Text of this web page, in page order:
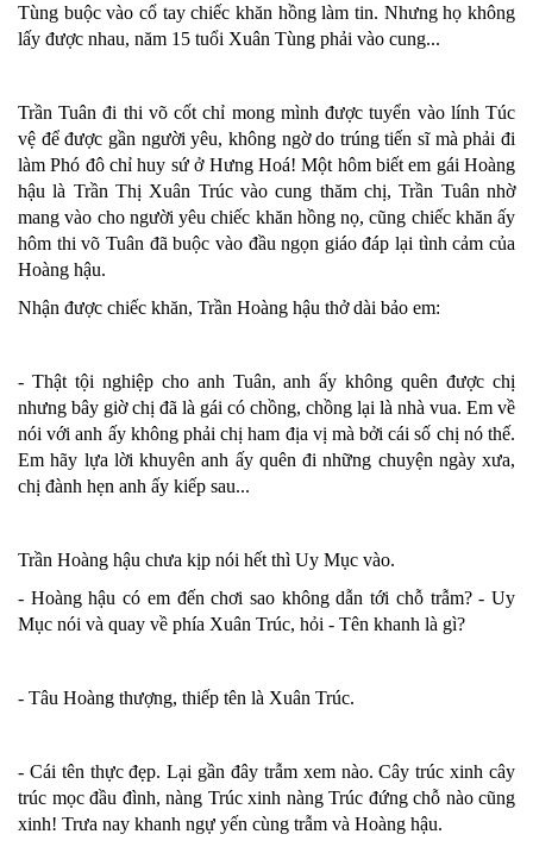
Tùng buộc vào cổ tay chiếc khăn hồng làm tin. Nhưng họ không
lấy được nhau, năm 15 tuổi Xuân Tùng phải vào cung...
Trần Tuân đi thi võ cốt chỉ mong mình được tuyển vào lính Túc
vệ để được gần người yêu, không ngờ do trúng tiến sĩ mà phải đi
làm Phó đô chỉ huy sứ ở Hưng Hoá! Một hôm biết em gái Hoàng
hậu là Trần Thị Xuân Trúc vào cung thăm chị, Trần Tuân nhờ
mang vào cho người yêu chiếc khăn hồng nọ, cũng chiếc khăn ấy
hôm thi võ Tuân đã buộc vào đầu ngọn giáo đáp lại tình cảm của
Hoàng hậu.
Nhận được chiếc khăn, Trần Hoàng hậu thở dài bảo em:
- Thật tội nghiệp cho anh Tuân, anh ấy không quên được chị
nhưng bây giờ chị đã là gái có chồng, chồng lại là nhà vua. Em về
nói với anh ấy không phải chị ham địa vị mà bởi cái số chị nó thế.
Em hãy lựa lời khuyên anh ấy quên đi những chuyện ngày xưa,
chị đành hẹn anh ấy kiếp sau...
Trần Hoàng hậu chưa kịp nói hết thì Uy Mục vào.
- Hoàng hậu có em đến chơi sao không dẫn tới chỗ trẫm? - Uy
Mục nói và quay về phía Xuân Trúc, hỏi - Tên khanh là gì?
- Tâu Hoàng thượng, thiếp tên là Xuân Trúc.
- Cái tên thực đẹp. Lại gần đây trẫm xem nào. Cây trúc xinh cây
trúc mọc đầu đình, nàng Trúc xinh nàng Trúc đứng chỗ nào cũng
xinh! Trưa nay khanh ngự yến cùng trẫm và Hoàng hậu.